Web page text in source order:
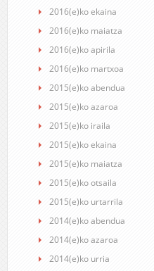
2016(e)ko ekaina
2016(e)ko maiatza
2016(e)ko apirila
2016(e)ko martxoa
2015(e)ko abendua
2015(e)ko azaroa
2015(e)ko iraila
2015(e)ko ekaina
2015(e)ko maiatza
2015(e)ko otsaila
2015(e)ko urtarrila
2014(e)ko abendua
2014(e)ko azaroa
2014(e)ko urria